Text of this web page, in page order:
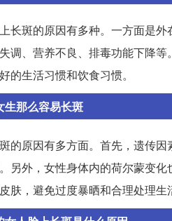
长斑的原因有多种。一方面是
调、营养不良、排毒功能下降
的生活习惯和饮食习惯。
生那么容易长斑
的原因有多方面。首先，遗传
另外，女性身体内的荷尔蒙变
肤，避免过度暴晒和合理处理生